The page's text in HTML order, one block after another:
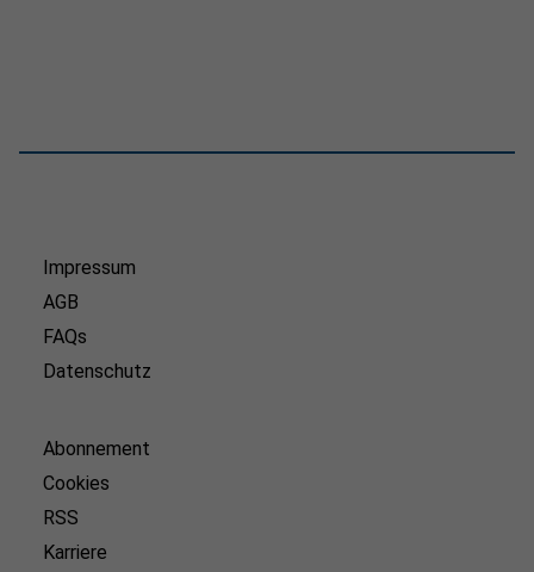
Impressum
AGB
FAQs
Datenschutz
Abonnement
Cookies
RSS
Karriere